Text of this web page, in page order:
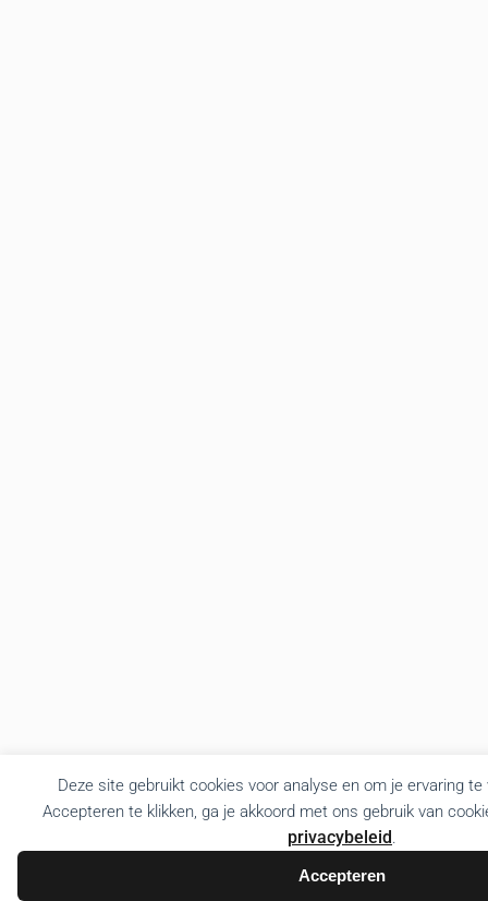
Deze site gebruikt cookies voor analyse en om je ervaring
Accepteren te klikken, ga je akkoord met ons gebruik van
privacybeleid.
Accepteren